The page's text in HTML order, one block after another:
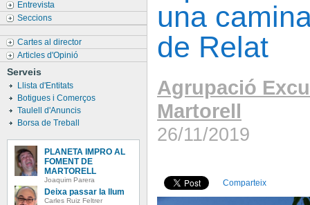
Entrevista
Seccions
Cartes al director
Articles d'Opinió
Serveis
Llista d'Entitats
Botigues i Comerços
Taulell d'Anuncis
Borsa de Treball
PLANETA IMPRO AL
FOMENT DE
MARTORELL
Joaquim Parera
Deixa passar la llum
Carles Ruiz Feltrer
una
de Relat
Agrupació
Martorell
26/11/2019
Comparteix